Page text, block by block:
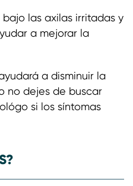
bajo las axilas irritadas y
a mejorar la
a disminuir la
no dejes de buscar
si los síntomas